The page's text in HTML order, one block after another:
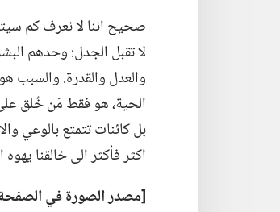
صحيح اننا لا نعرف كم
لا تقبل الجدل:‏ وحدهم
والعدل والقدرة.‏ والسبب
الحية،‏ هو فقط مَن خُلق
بل كائنات تتمتع بالوعي
اكثر فأكثر الى خالقنا
‏[مصدر الصورةفيالصفحة